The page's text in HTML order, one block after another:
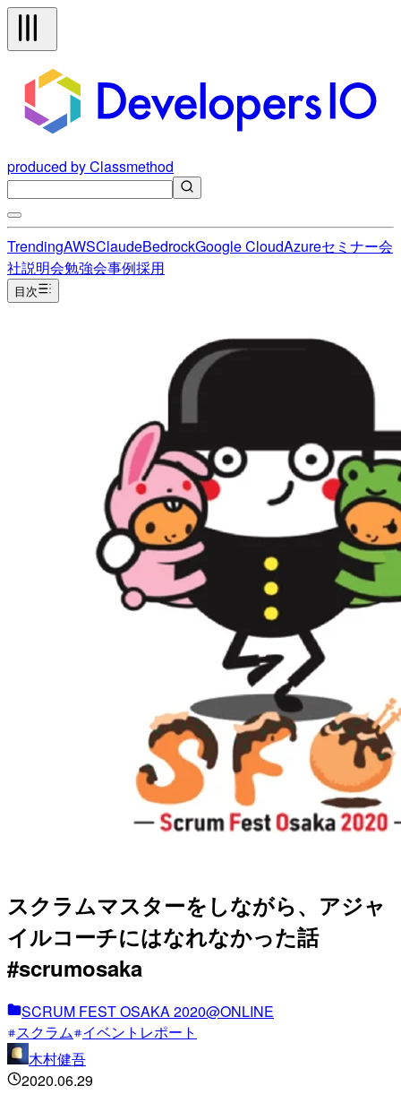
produced by Classmethod
TrendingAWSClaudeBedrockGoogle CloudAzureセミナー会
社説明会勉強会事例採用
目次
スクラムマスターをしながら、アジャ
イルコーチにはなれなかった話
#scrumosaka
SCRUM FEST OSAKA 2020@ONLINE
スクラム イベントレポート
木村健吾
2020.06.29